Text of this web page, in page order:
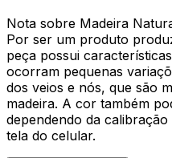
Nota sobre Madeira
Por ser um produto
peça possui
ocorram pequenas
dos veios e nós, que são
madeira. A cor também
dependendo da
tela do celular.